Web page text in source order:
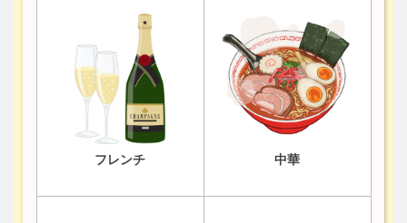
フレンチ 中華